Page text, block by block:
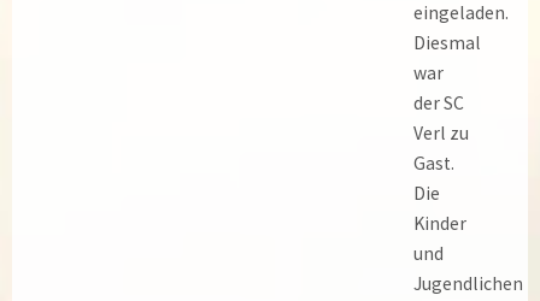
eingeladen.
Diesmal
war
der SC
Verl zu
Gast.
Die
Kinder
und
Jugendlichen